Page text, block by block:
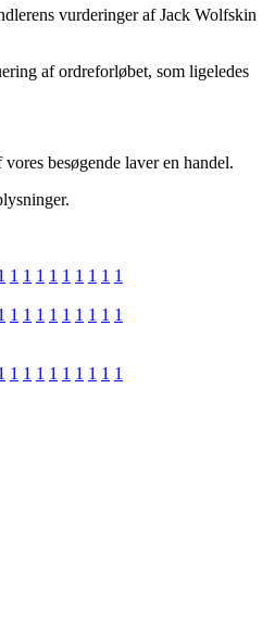
vurderinger af Jack Wolfskin
af ordreforløbet, som ligeledes
besøgende laver en handel.
1 1 1 1 1 1 1 1 1
1 1 1 1 1 1 1 1 1
1 1 1 1 1 1 1 1 1